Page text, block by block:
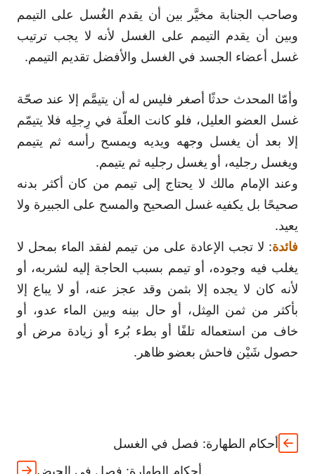
وصاحب الجنابة مخيَّر بين أن يقدم الغُسل على التيمم
وبين أن يقدم التيمم على الغسل لأنه لا يجب ترتيب
غسل أعضاء الجسد في الغسل والأفضل تقديم التيمم.
وأمّا المحدث حدثًا أصغر فليس له أن يتيمَّم إلا عند صحّة
غسل العضو العليل، فلو كانت العلّة في رِجلِه فلا يتيمّم
إلا بعد أن يغسل وجهه ويديه ويمسح رأسه ثم يتيمم
ويغسل رجليه، أو يغسل رجليه ثم يتيمم.
وعند الإمام مالك لا يحتاج إلى تيمم من كان أكثر بدنه
صحيحًا بل يكفيه غسل الصحيح والمسح على الجبيرة ولا
يعيد.
فائدة: لا تجب الإعادة على من تيمم لفقد الماء بمحل لا
يغلب فيه وجوده، أو تيمم بسبب الحاجة إليه لشربه، أو
لأنه كان لا يجده إلا بثمن وقد عجز عنه، أو لا يباع إلا
بأكثر من ثمن المِثل، أو حال بينه وبين الماء عدو، أو
خاف من استعماله تلفًا أو بطء بُرء أو زيادة مرض أو
حصول شَيْن فاحش بعضو ظاهر.
أحكام الطهارة: فصل في الغسل
أحكام الطهارة: فصل في الحيض